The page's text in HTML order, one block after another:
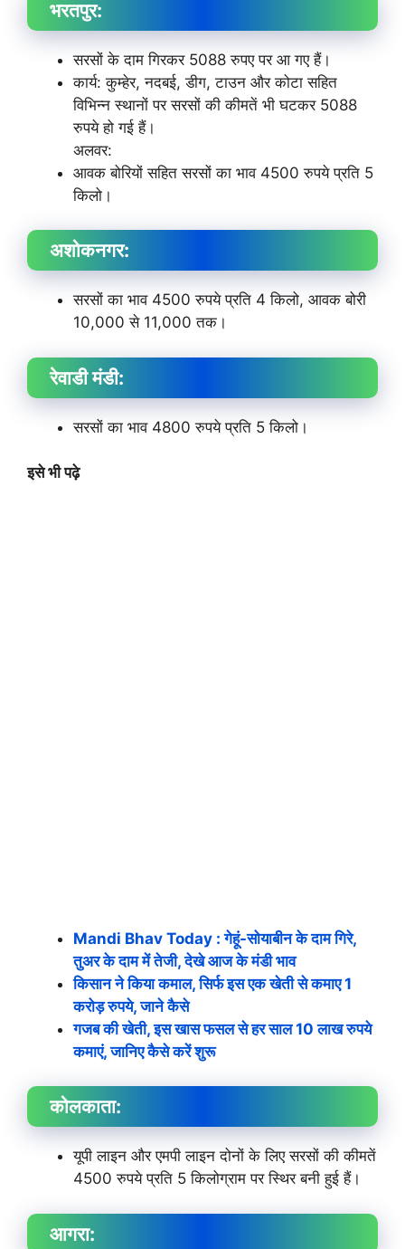
भरतपुर:
सरसों के दाम गिरकर 5088 रुपए पर आ गए हैं।
कार्य: कुम्हेर, नदबई, डीग, टाउन और कोटा सहित
विभिन्न स्थानों पर सरसों की कीमतें भी घटकर 5088
रुपये हो गई हैं।
अलवर:
आवक बोरियों सहित सरसों का भाव 4500 रुपये प्रति 5
किलो।
अशोकनगर:
सरसों का भाव 4500 रुपये प्रति 4 किलो, आवक बोरी
10,000 से 11,000 तक।
रेवाडी मंडी:
सरसों का भाव 4800 रुपये प्रति 5 किलो।
इसे भी पढ़े
Mandi Bhav Today : गेहूं-सोयाबीन के दाम गिरे,
तुअर के दाम में तेजी, देखे आज के मंडी भाव
किसान ने किया कमाल, सिर्फ इस एक खेती से कमाए 1
करोड़ रुपये, जाने कैसे
गजब की खेती, इस खास फसल से हर साल 10 लाख रुपये
कमाएं, जानिए कैसे करें शुरू
कोलकाता:
यूपी लाइन और एमपी लाइन दोनों के लिए सरसों की कीमतें
4500 रुपये प्रति 5 किलोग्राम पर स्थिर बनी हुई हैं।
आगरा: